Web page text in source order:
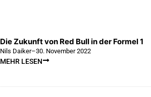
Die Zukunft von Red Bull in der Formel 1
Nils Daiker–30. November 2022
MEHR LESEN